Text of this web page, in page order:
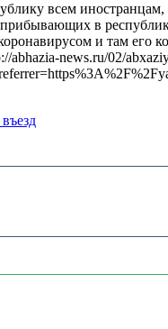
всем
в
и там его
news.ru/02/